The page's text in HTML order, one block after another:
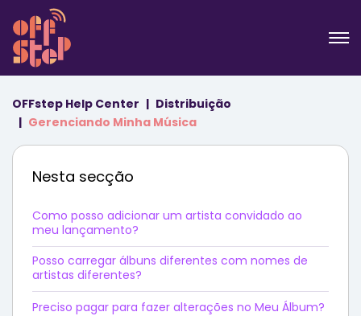
OFFstep Help Center
Distribuição
Gerenciando Minha Música
Nesta secção
Como posso adicionar um artista convidado ao
meu lançamento?
Posso carregar álbuns diferentes com nomes de
artistas diferentes?
Preciso pagar para fazer alterações no Meu Álbum?